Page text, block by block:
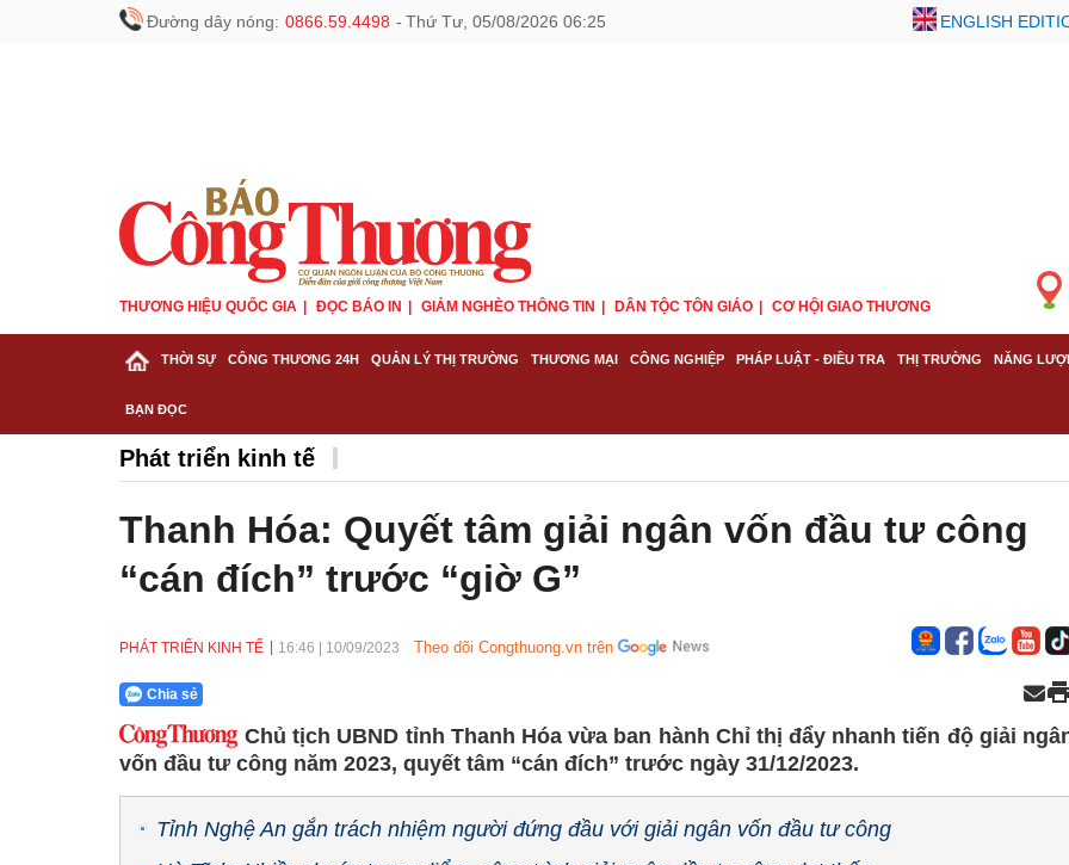
Đường dây nóng: 0866.59.4498 - Thứ Tư, 05/08/2026 06:25 ENGLISH
THƯƠNG HIỆU QUỐC GIA ĐỌC BÁO IN GIẢM NGHÈO THÔNG TIN DÂN TỘC TÔN GIÁO CƠ HỘI GIAO THƯƠNG
THỜI SỰ CÔNG THƯƠNG 24H QUẢN LÝ THỊ TRƯỜNG THƯƠNG MẠI CÔNG NGHIỆP PHÁP LUẬT - ĐIỀU TRA THỊ TRƯỜNG NĂNG
BẠN ĐỌC
Phát triển kinh tế
Thanh Hóa: Quyết tâm giải ngân vốn đầu tư công
“cán đích” trước “giờ G”
PHÁT TRIỂN KINH TẾ 16:46 10/09/2023 Theo dõi Congthuong.vn trên
Chia sẻ
Chủ tịch UBND tỉnh Thanh Hóa vừa ban hành Chỉ thị đẩy nhanh tiến độ giải
vốn đầu tư công năm 2023, quyết tâm “cán đích” trước ngày 31/12/2023.
Tỉnh Nghệ An gắn trách nhiệm người đứng đầu với giải ngân vốn đầu tư công